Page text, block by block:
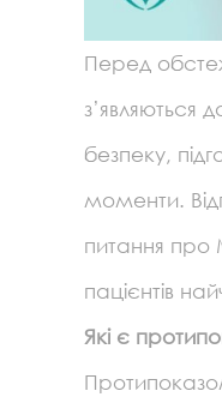
Перед
з’являються
безпеку,
моменти.
питання про
пацієнтів
Які є